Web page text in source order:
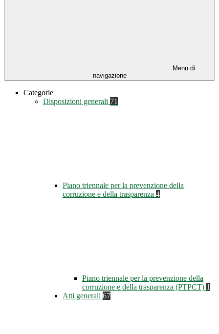
Menu di
navigazione
Categorie
Disposizioni generali 71
Piano triennale per la prevenzione della
corruzione e della trasparenza 4
Piano triennale per la prevenzione della
corruzione e della trasparenza (PTPCT) 1
Atti generali 67